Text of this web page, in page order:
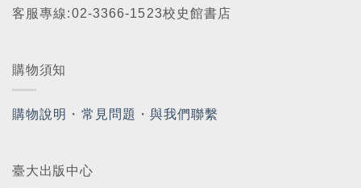
客服專線:02-3366-1523校史館書店
購物須知
購物說明 ・ 常見問題 ・與我們聯繫
臺大出版中心